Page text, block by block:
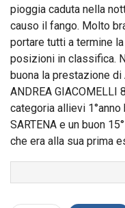
pioggia caduta nella
causo il fango. Molto
portare tutti a termine
posizioni in classifica.
buona la prestazione di
ANDREA GIACOMELLI
categoria allievi
SARTENA e un buon
che era alla sua prima